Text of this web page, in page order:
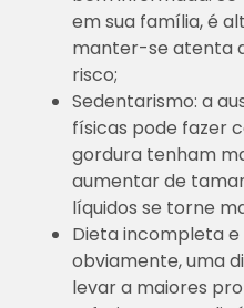
em sua família, é
manter-se atenta
risco;
Sedentarismo: a
físicas pode fazer
gordura tenham
aumentar de
líquidos se torne
Dieta incompleta e
obviamente, uma
levar a maiores